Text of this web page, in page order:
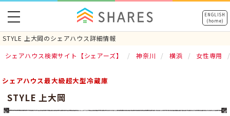
ENGLISH
(home)
STYLE 上大岡のシェアハウス詳細情報
toggle
navigation
シェアハウス検索サイト【シェアーズ】 神奈川 横浜 女性専用
シェアハウス最大級超大型冷蔵庫
STYLE 上大岡